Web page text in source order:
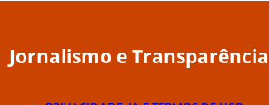
Jornalismo e Transparência